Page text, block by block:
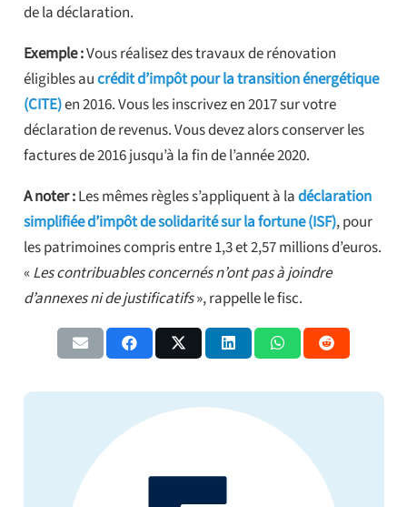
de la déclaration.
Exemple :Vous réalisez des travaux de rénovation
éligibles aucrédit d’impôt pour la transition énergétique
(CITE)en 2016. Vous les inscrivez en 2017 sur votre
déclaration de revenus. Vous devez alors conserver les
factures de 2016 jusqu’à la fin de l’année 2020.
A noter :Les mêmes règles s’appliquent à ladéclaration
simplifiée d’impôt de solidarité sur la fortune (ISF), pour
les patrimoines compris entre 1,3 et 2,57 millions d’euros.
«Les contribuables concernés n’ont pas à joindre
d’annexes ni de justificatifs», rappelle le fisc.